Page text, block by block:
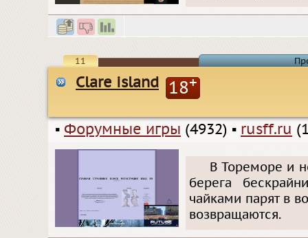
11
Сlare island 18+
▪ Форумные игры (4932) ▪ rusff.ru
В Тореморе и
берега
чайками парят в
возвращаются.